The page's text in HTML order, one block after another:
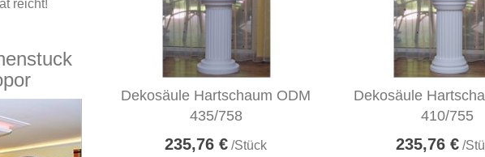
Dekosäule Hartschaum ODM
435/758
235,76 € /Stück
Dekosäule
410/755
235,76 € /
reicht!